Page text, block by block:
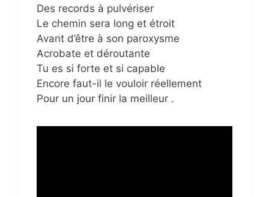
Des records à pulvériser
Le chemin sera long et étroit
Avant d’être à son paroxysme
Acrobate et déroutante
Tu es si forte et si capable
Encore faut-il le vouloir réellement
Pour un jour finir la meilleur .